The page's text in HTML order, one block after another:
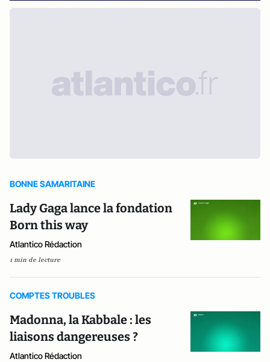
BONNE SAMARITAINE
Lady Gaga lance la fondation
Born this way
Atlantico Rédaction
1 min de lecture
COMPTES TROUBLES
Madonna, la Kabbale : les
liaisons dangereuses ?
Atlantico Rédaction